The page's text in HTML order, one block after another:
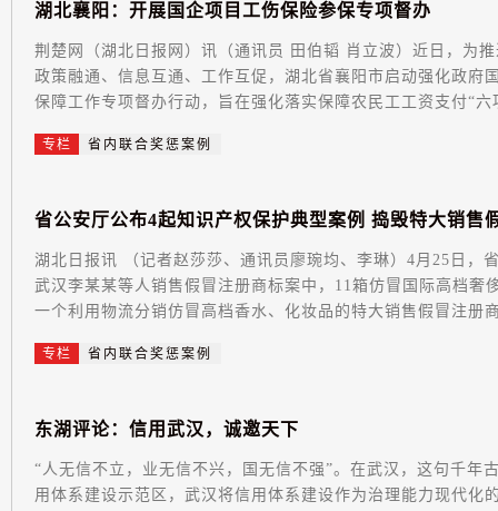
湖北襄 阳 ： 开展 国 企项 目 工伤保 险参保专项督办
荆楚网（湖北日报网）讯（通讯员 田伯韬 肖立波）近日，为推进农民工劳动维权和工程建设项目参加工伤保险
政策融通、信息互通、工作互促，湖北省襄阳市启动强化政府
保障工作专项督办行动，旨在强化落实保障农民工工资支付“
专栏 省内联合奖惩案例
省公安厅公布4起知识产权保护典型案例 捣毁特大销售
湖北日报讯 （记者赵莎莎、通讯员廖琬均、李琳）4月25日，
武汉李某某等人销售假冒注册商标案中，11箱仿冒国际高档奢
一个利用物流分销仿冒高档香水、化妆品的特大销售假冒注册
专栏 省内联合奖惩案例
东湖评论： 信用 武汉 ， 诚邀天下
“人无信不立，业无信不兴，国无信不强”。在武汉，这句千年
用体系建设示范区，武汉将信用体系建设作为治理能力现代化